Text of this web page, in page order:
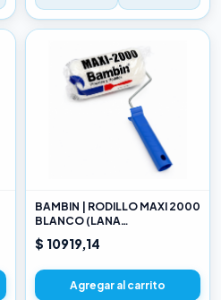
BAMBIN | RODILLO MAXI 2000
BLANCO (LANA
SELECCIONADA) 17CM
$ 10919,14
Agregar al carrito